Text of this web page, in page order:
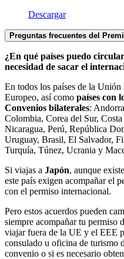
Descargar
Preguntas frecuentes del
¿En qué países puedo
necesidad de sacar el
En todos los países de la
Europeo, así como países con
Convenios bilaterales:
Colombia, Corea del Sur,
Nicaragua, Perú, República
Uruguay, Brasil, El Salvador,
Turquía, Túnez, Ucrania y
Si viajas a Japón, aunque
este país exigen acompañar el
con el permiso internacional.
Pero estos acuerdos pueden
siempre acompañar tu permiso
viajar fuera de la UE y el EEE
consulado u oficina de turismo
convenio o si es necesario